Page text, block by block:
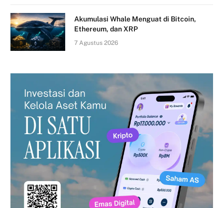
Akumulasi Whale Menguat di Bitcoin,
Ethereum, dan XRP
7 Agustus 2026